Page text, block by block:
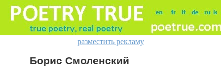
разместить рекламу
Борис Смоленский